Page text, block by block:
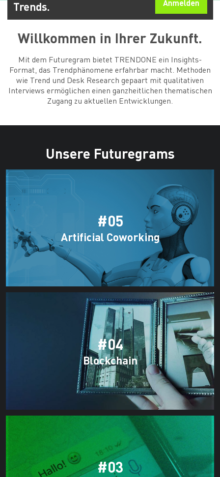
Trends.
Anmelden
Willkommen in Ihrer Zukunft.
Mit dem Futuregram bietet TRENDONE ein Insights-
Format, das Trendphänomene erfahrbar macht. Methoden
wie Trend und Desk Research gepaart mit qualitativen
Interviews ermöglichen einen ganzheitlichen thematischen
Zugang zu aktuellen Entwicklungen.
Unsere Futuregrams
#05
Artificial Coworking
#04
Blockchain
#03